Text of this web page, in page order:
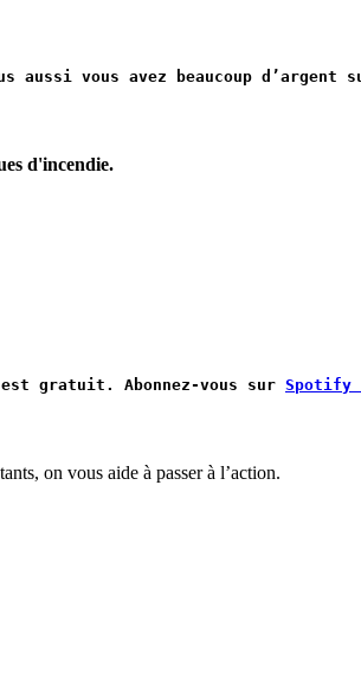
aussi vous avez
d'incendie.
gratuit. Abonnez-vous sur
on vous aide à passer à l’action.